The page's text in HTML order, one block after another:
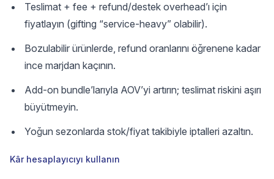
Teslimat + fee + refund/destek overhead’ı için
fiyatlayın (gifting “service-heavy” olabilir).
Bozulabilir ürünlerde, refund oranlarını öğrenene kadar
ince marjdan kaçının.
Add-on bundle’larıyla AOV’yi artırın; teslimat riskini aşırı
büyütmeyin.
Yoğun sezonlarda stok/fiyat takibiyle iptalleri azaltın.
Kâr hesaplayıcıyı kullanın